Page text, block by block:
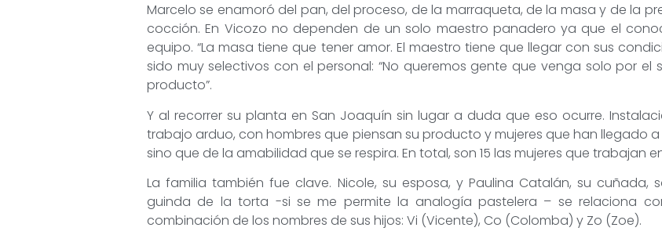
Marcelo se enamoró del pan, del proceso, de la marraqueta, de la masa y de la
cocción. En Vicozo no dependen de un solo maestro panadero ya que el
equipo. “La masa tiene que tener amor. El maestro tiene que llegar con sus
sido muy selectivos con el personal: “No queremos gente que venga solo por el
producto”.
Y al recorrer su planta en San Joaquín sin lugar a duda que eso ocurre.
trabajo arduo, con hombres que piensan su producto y mujeres que han llegado
sino que de la amabilidad que se respira. En total, son 15 las mujeres que trabajan
La familia también fue clave. Nicole, su esposa, y Paulina Catalán, su
guinda de la torta -si se me permite la analogía pastelera – se relaciona
combinación de los nombres de sus hijos: Vi (Vicente), Co (Colomba) y Zo (Zoe).